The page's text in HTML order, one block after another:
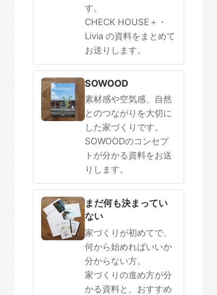
す。
CHECK HOUSE＋・
Livia の資料をまとめて
お送りします。
SOWOOD
素材感や空気感、自然
とのつながりを大切に
した家づくりです。
SOWOODのコンセプ
トが分かる資料をお送
りします。
まだ何も決まってい
ない
家づくりが初めてで、
何から始めればいいか
分からない方。
家づくりの進め方が分
かる資料と、おすすめ